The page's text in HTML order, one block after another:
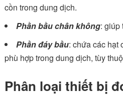
cồn trong dung dịch.
Phần bầu chân không: giúp
Phần đáy bầu: chứa các hạt
phù hợp trong dung dịch, tùy
Phân loại thiết bị